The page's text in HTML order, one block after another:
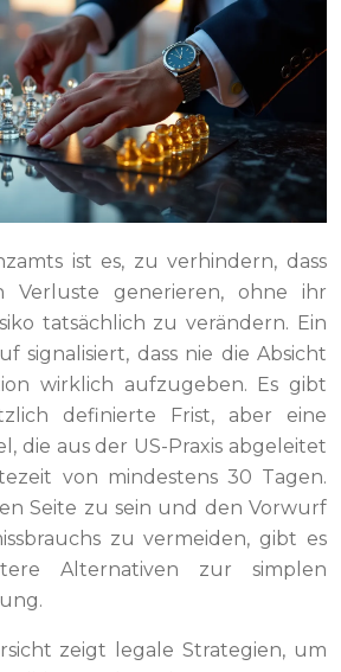
ist es, zu verhindern, dass
Verluste generieren, ohne ihr
tatsächlich zu verändern. Ein
signalisiert, dass nie die Absicht
wirklich aufzugeben. Es gibt
definierte Frist, aber eine
die aus der US-Praxis abgeleitet
von mindestens 30 Tagen.
Seite zu sein und den Vorwurf
zu vermeiden, gibt es
Alternativen zur simplen
zeigt legale Strategien, um